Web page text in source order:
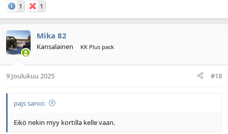
1 1
Mika 82
Kansalainen KK Plus pack
9 Joulukuu 2025 #18
pajs sanoi:
Eikö nekin myy kortilla kelle vaan.